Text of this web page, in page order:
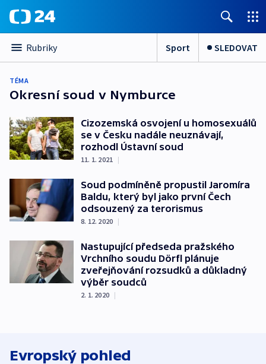
Rubriky Sport SLEDOVAT
TÉMA
Okresní soud v Nymburce
Cizozemská osvojení u homosexuálů
se v Česku nadále neuznávají,
rozhodl Ústavní soud
11. 1. 2021 |
Soud podmíněně propustil Jaromíra
Baldu, který byl jako první Čech
odsouzený za terorismus
8. 12. 2020 |
Nastupující předseda pražského
Vrchního soudu Dörfl plánuje
zveřejňování rozsudků a důkladný
výběr soudců
2. 1. 2020 |
Evropský pohled